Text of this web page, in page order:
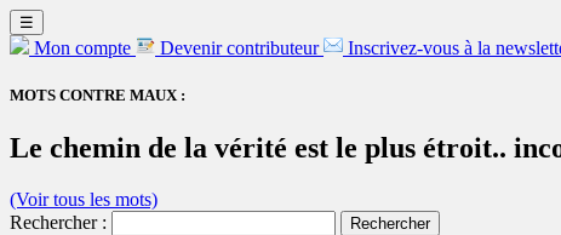
☰
Mon compte Devenir contributeur Inscrivez-vous à la
MOTS CONTRE MAUX :
Le chemin de la vérité est le plus étroit..
(Voir tous les mots)
Rechercher :